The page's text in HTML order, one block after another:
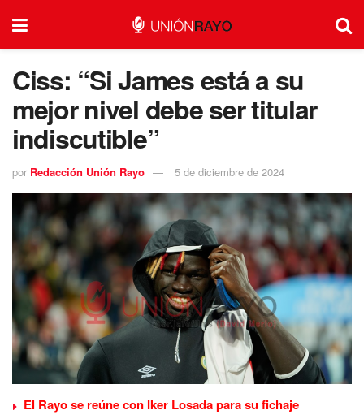
Ciss: “Si James está a su
mejor nivel debe ser titular
indiscutible”
por Redacción Unión Rayo 5 de diciembre de 2024
El Rayo se reúne con Iker Losada para su fichaje